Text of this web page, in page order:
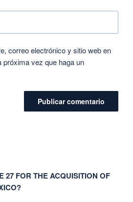
correo electrónico y sitio web en
próxima vez que haga un
27 FOR THE ACQUISITION OF